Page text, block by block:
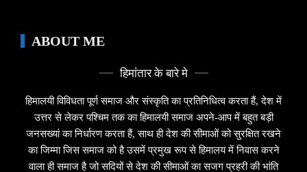
ABOUT ME
हिमांतार के बारे मे
हिमालयी विविधता पूर्ण समाज और संस्कृति का प्रतिनिधित्व करता हैं, देश में
उत्तर से लेकर पश्चिम तक का हिमालयी समाज अपने-आप में बहुत बड़ी
जनसख्यां का निर्धारण करता हैं, साथ ही देश की सीमाओं को सुरक्षित रखने
का जिम्मा जिस समाज को है उसमें प्रमुख रूप से हिमालय में निवास करने
वाला ही समाज है जो सदियों से देश की सीमाओं का सजग प्रहरी की भांति